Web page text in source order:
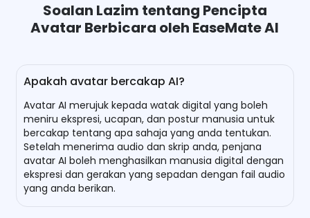
Soalan Lazim tentang Pencipta
Avatar Berbicara oleh EaseMate AI
Apakah avatar bercakap AI?
Avatar AI merujuk kepada watak digital yang boleh
meniru ekspresi, ucapan, dan postur manusia untuk
bercakap tentang apa sahaja yang anda tentukan.
Setelah menerima audio dan skrip anda, penjana
avatar AI boleh menghasilkan manusia digital dengan
ekspresi dan gerakan yang sepadan dengan fail audio
yang anda berikan.